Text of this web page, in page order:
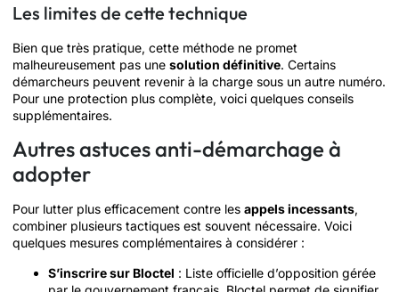
Les limites de cette technique
Bien que très pratique, cette méthode ne promet
malheureusement pas une solution définitive. Certains
démarcheurs peuvent revenir à la charge sous un autre numéro.
Pour une protection plus complète, voici quelques conseils
supplémentaires.
Autres astuces anti-démarchage à
adopter
Pour lutter plus efficacement contre les appels incessants,
combiner plusieurs tactiques est souvent nécessaire. Voici
quelques mesures complémentaires à considérer :
S’inscrire sur Bloctel : Liste officielle d’opposition gérée